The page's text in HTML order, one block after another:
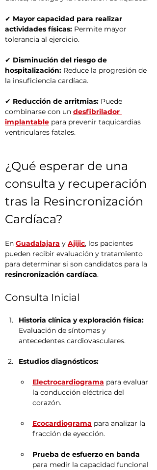
✔ Mayor capacidad para realizar
actividades físicas: Permite mayor
tolerancia al ejercicio.
✔ Disminución del riesgo de
hospitalización: Reduce la progresión de
la insuficiencia cardíaca.
✔ Reducción de arritmias: Puede
combinarse con un desfibrilador
implantable para prevenir taquicardias
ventriculares fatales.
¿Qué esperar de una
consulta y recuperación
tras la Resincronización
Cardíaca?
En Guadalajara y Ajijic, los pacientes
pueden recibir evaluación y tratamiento
para determinar si son candidatos para la
resincronización cardíaca.
Consulta Inicial
Historia clínica y exploración física:
Evaluación de síntomas y
antecedentes cardiovasculares.
Estudios diagnósticos:
Electrocardiograma para evaluar
la conducción eléctrica del
corazón.
Ecocardiograma para analizar la
fracción de eyección.
Prueba de esfuerzo en banda
para medir la capacidad funcional